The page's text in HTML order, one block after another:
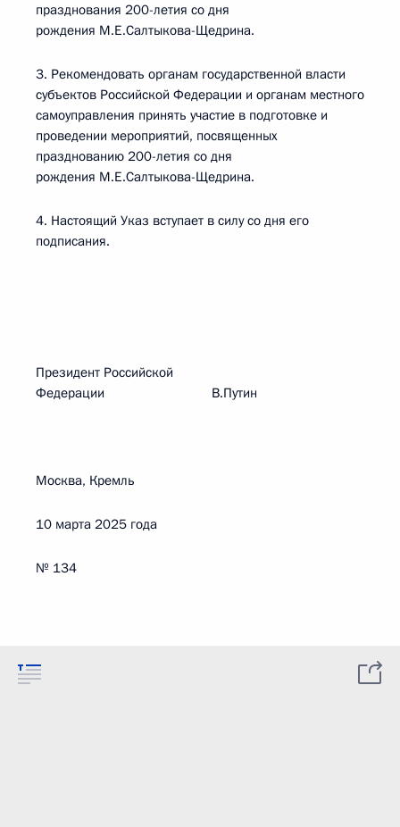
празднования 200-летия со дня
рождения М.Е.Салтыкова-Щедрина.
3. Рекомендовать органам государственной власти
субъектов Российской Федерации и органам местного
самоуправления принять участие в подготовке и
проведении мероприятий, посвященных
празднованию 200-летия со дня
рождения М.Е.Салтыкова-Щедрина.
4. Настоящий Указ вступает в силу со дня его
подписания.
Президент Российской
Федерации В.Путин
Москва, Кремль
10 марта 2025 года
№ 134